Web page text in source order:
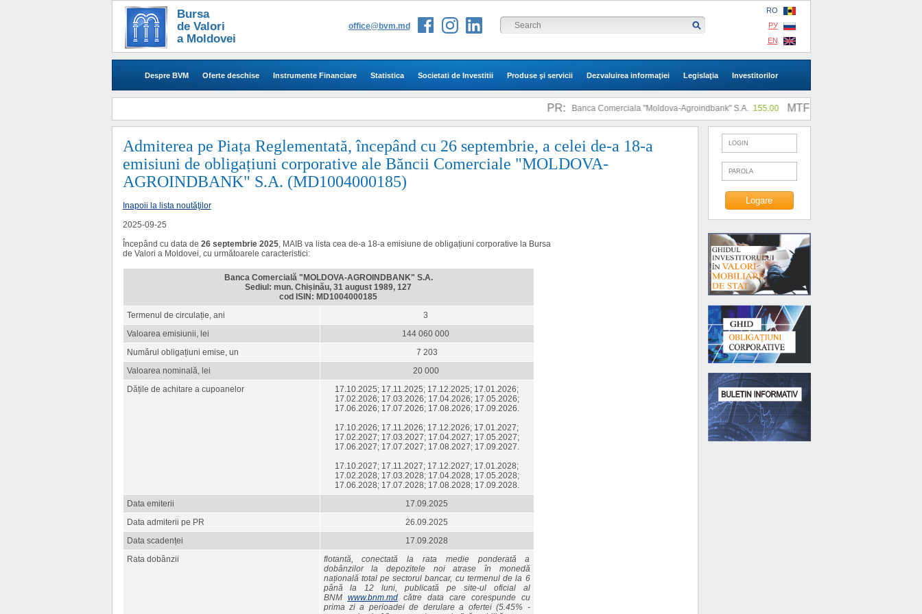
Bursa
de Valori
a Moldovei
RO
РУ
EN
office@bvm.md
Despre BVM Oferte deschise Instrumente Financiare Statistica Societati de Investitii Produse şi servicii Dezvaluirea informaţiei Legislaţia Investitorilor
PR: Banca Comerciala "Moldova-Agroindbank" S.A. 155.00 MTF: |
Admiterea pe Piața Reglementată, începând cu 26 septembrie, a celei de-a 18-a
emisiuni de obligațiuni corporative ale Băncii Comerciale "MOLDOVA-
AGROINDBANK" S.A. (MD1004000185)
Inapoii la lista noutăţilor
2025-09-25
Începând cu data de 26 septembrie 2025, MAIB va lista cea de-a 18-a emisiune de obligațiuni corporative la Bursa
de Valori a Moldovei, cu următoarele caracteristici:
Banca Comercială "MOLDOVA-AGROINDBANK" S.A.
Sediul: mun. Chișinău, 31 august 1989, 127
cod ISIN: MD1004000185
Termenul de circulație, ani
3
Valoarea emisiunii, lei
144 060 000
Numărul obligațiuni emise, un
7 203
Valoarea nominală, lei
20 000
Dățile de achitare a cupoanelor
17.10.2025; 17.11.2025; 17.12.2025; 17.01.2026;
17.02.2026; 17.03.2026; 17.04.2026; 17.05.2026;
17.06.2026; 17.07.2026; 17.08.2026; 17.09.2026.
17.10.2026; 17.11.2026; 17.12.2026; 17.01.2027;
17.02.2027; 17.03.2027; 17.04.2027; 17.05.2027;
17.06.2027; 17.07.2027; 17.08.2027; 17.09.2027.
17.10.2027; 17.11.2027; 17.12.2027; 17.01.2028;
17.02.2028; 17.03.2028; 17.04.2028; 17.05.2028;
17.06.2028; 17.07.2028; 17.08.2028; 17.09.2028.
Data emiterii
17.09.2025
Data admiterii pe PR
26.09.2025
Data scadenței
17.09.2028
Rata dobânzii
flotantă, conectată la rata medie ponderată a
dobânzilor la depozitele noi atrase în monedă
națională total pe sectorul bancar, cu termenul de la 6
până la 12 luni, publicată pe site-ul oficial al
BNM www.bnm.mdcătre data care corespunde cu
prima zi a perioadei de derulare a ofertei (5.45% -